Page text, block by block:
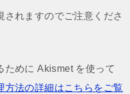
されますのでご注意くださ
ために Akismet を使って
方法の詳細はこちらをご覧